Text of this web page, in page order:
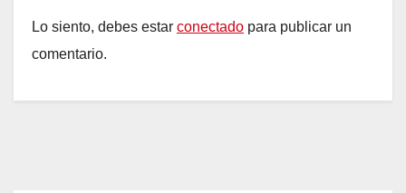
Lo siento, debes estar conectado para publicar un
comentario.